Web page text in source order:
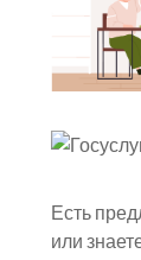
Есть
или